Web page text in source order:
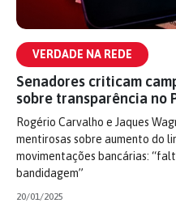
VERDADE NA REDE
Senadores criticam
sobre transparência no
Rogério Carvalho e Jaques
mentirosas sobre aumento do
movimentações bancárias:
bandidagem”
20/01/2025